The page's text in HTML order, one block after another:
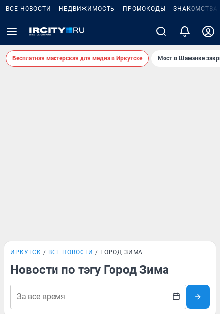
ВСЕ НОВОСТИ НЕДВИЖИМОСТЬ ПРОМОКОДЫ ЗНАКОМСТВА
Бесплатная мастерская для медиа в Иркутске Мост в Шаманке
ИРКУТСК ВСЕ НОВОСТИ ГОРОД ЗИМА
Новости по тэгу Город Зима